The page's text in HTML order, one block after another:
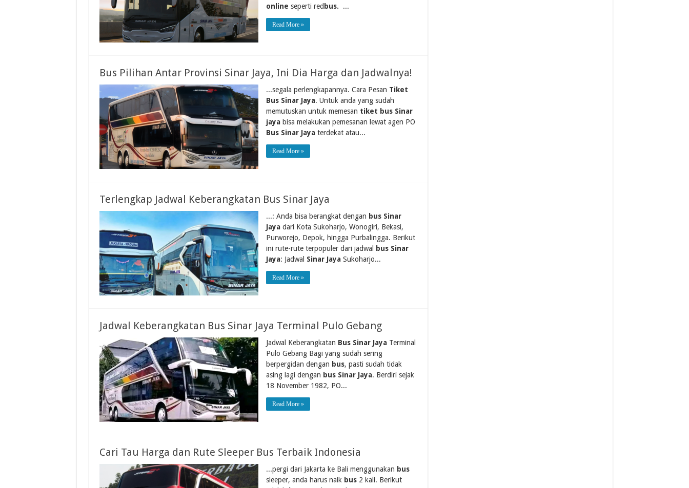
online seperti red bus. ...
Read More »
Bus Pilihan Antar Provinsi Sinar Jaya, Ini Dia Harga dan Jadwalnya!
...segala perlengkapannya. Cara Pesan Tiket
Bus Sinar Jaya. Untuk anda yang sudah
memutuskan untuk memesan tiket bus Sinar
jayabisa melakukan pemesanan lewat agen PO
Bus Sinar Jayaterdekat atau...
Read More »
Terlengkap Jadwal Keberangkatan Bus Sinar Jaya
...: Anda bisa berangkat dengan bus Sinar
Jayadari Kota Sukoharjo, Wonogiri, Bekasi,
Purworejo, Depok, hingga Purbalingga. Berikut
ini rute-rute terpopuler dari jadwal
bus Sinar
Jaya: Jadwal Sinar JayaSukoharjo...
Read More »
Jadwal Keberangkatan Bus Sinar Jaya Terminal Pulo Gebang
Jadwal Keberangkatan Bus Sinar JayaTerminal
Pulo Gebang Bagi yang sudah sering
berpergidan dengan bus, pasti sudah tidak
asing lagi dengan bus Sinar Jaya. Berdiri sejak
18 November 1982, PO...
Read More »
Cari Tau Harga dan Rute Sleeper Bus Terbaik Indonesia
...pergi dari Jakarta ke Bali menggunakan bus
sleeper, anda harus naik bus2 kali. Berikut